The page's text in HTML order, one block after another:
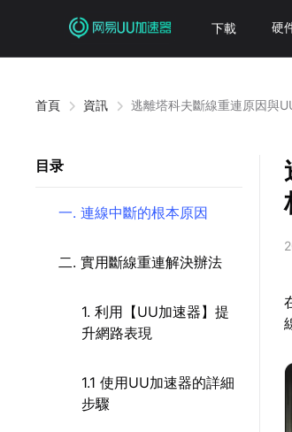
下載 硬
首頁 資訊 逃離塔科夫斷線重連原因與
目录
一. 連線中斷的根本原因
二. 實用斷線重連解決辦法
1. 利用【UU加速器】提
升網路表現
1.1 使用UU加速器的詳細
步驟